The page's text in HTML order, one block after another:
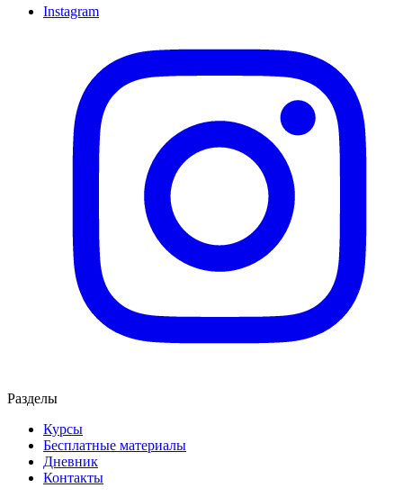
Instagram
Разделы
Курсы
Бесплатные материалы
Дневник
Контакты